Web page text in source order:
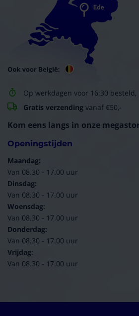
Op werkdagen voor 16:30 besteld,
Gratis verzending vanaf €50,-
Kom eens langs in onze
Openingstijden
Maandag:
Van 08.30 - 17.00 uur
Dinsdag:
Van 08.30 - 17.00 uur
Woensdag:
Van 08.30 - 17.00 uur
Donderdag:
Van 08.30 - 17.00 uur
Vrijdag:
Van 08.30 - 17.00 uur